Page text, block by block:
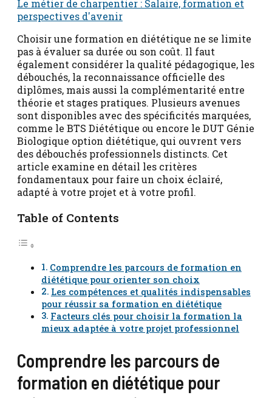
Le métier de charpentier : Salaire, formation et
perspectives d'avenir
Choisir une formation en diététique ne se limite
pas à évaluer sa durée ou son coût. Il faut
également considérer la qualité pédagogique, les
débouchés, la reconnaissance officielle des
diplômes, mais aussi la complémentarité entre
théorie et stages pratiques. Plusieurs avenues
sont disponibles avec des spécificités marquées,
comme le BTS Diététique ou encore le DUT Génie
Biologique option diététique, qui ouvrent vers
des débouchés professionnels distincts. Cet
article examine en détail les critères
fondamentaux pour faire un choix éclairé,
adapté à votre projet et à votre profil.
Table of Contents
Comprendre les parcours de formation en
diététique pour orienter son choix
Les compétences et qualités indispensables
pour réussir sa formation en diététique
Facteurs clés pour choisir la formation la
mieux adaptée à votre projet professionnel
Comprendre les parcours de
formation en diététique pour